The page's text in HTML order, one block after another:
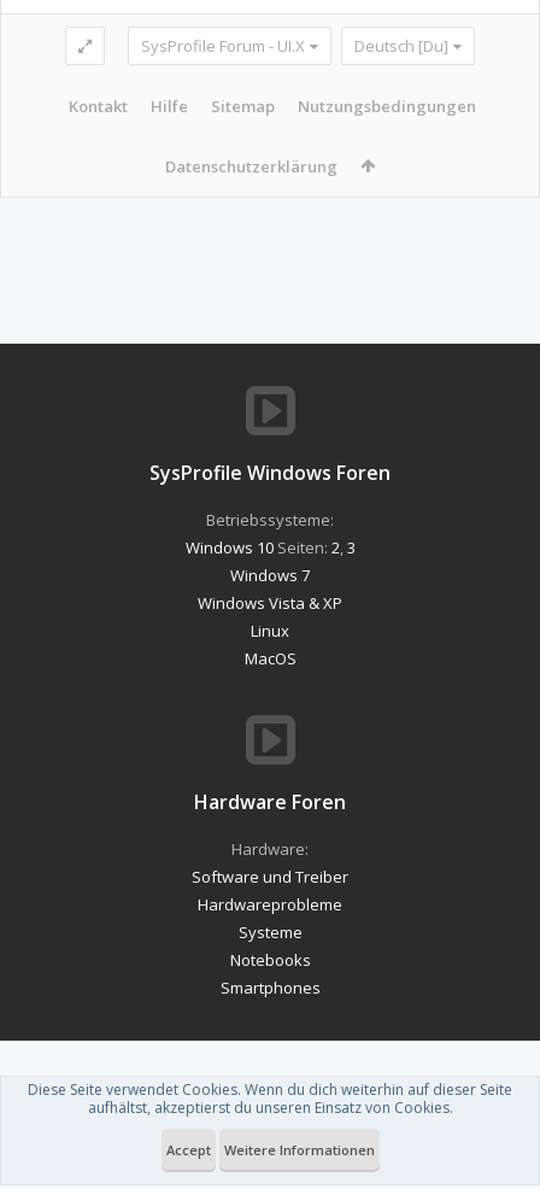
SysProfile Forum - UI.X Deutsch [Du]
Kontakt Hilfe Sitemap Nutzungsbedingungen
Datenschutzerklärung
SysProfile Windows Foren
Betriebssysteme:
Windows 10Seiten: 2,3
Windows 7
Windows Vista & XP
Linux
MacOS
Hardware Foren
Hardware:
Software und Treiber
Hardwareprobleme
Systeme
Notebooks
Smartphones
Forum software by XenForo™-Deutsch von xenDach
Theme designed by ThemeHouse.
Diese Seite verwendet Cookies. Wenn du dich weiterhin auf dieser Seite
aufhältst, akzeptierst du unseren Einsatz von Cookies.
Accept Weitere Informationen